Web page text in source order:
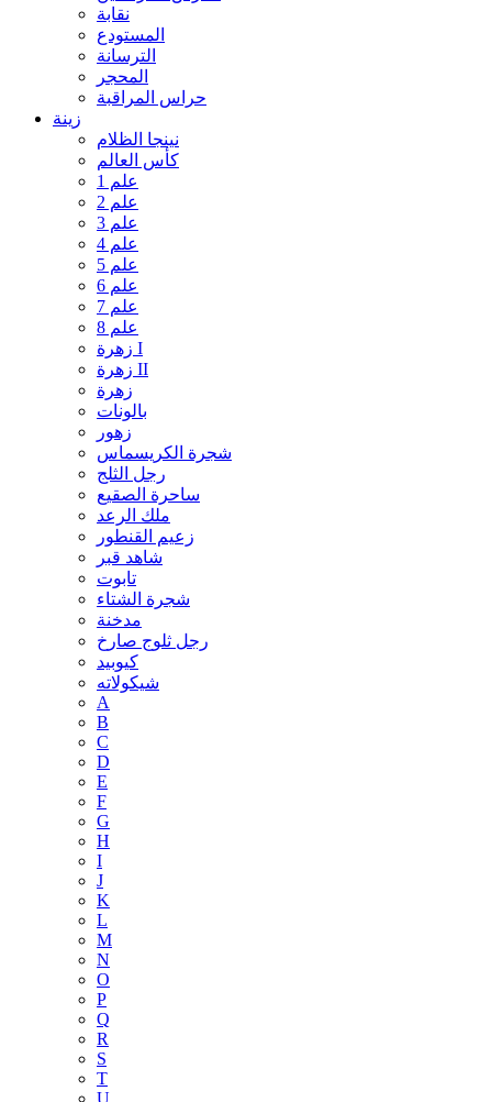
نقابة
المستودع
الترسانة
المحجر
حراس المراقبة
زينة
نينجا الظلام
كأس العالم
علم 1
علم 2
علم 3
علم 4
علم 5
علم 6
علم 7
علم 8
زهرة I
زهرة II
زهرة
بالونات
زهور
شجرة الكريسماس
رجل الثلج
ساحرة الصقيع
ملك الرعد
زعيم القنطور
شاهد قبر
تابوت
شجرة الشتاء
مدخنة
رجل ثلوج صارخ
كيوبيد
شيكولاته
A
B
C
D
E
F
G
H
I
J
K
L
M
N
O
P
Q
R
S
T